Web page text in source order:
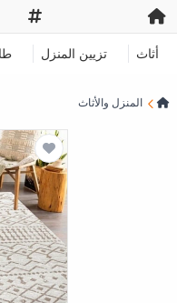
أثاث تزيين المنزل
المنزل والأثاث